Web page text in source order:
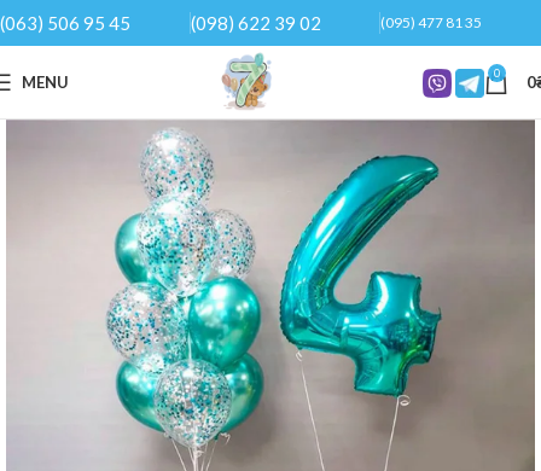
(063) 506 95 45 (098) 622 39 02 (095) 477 81 35
MENU 0 0